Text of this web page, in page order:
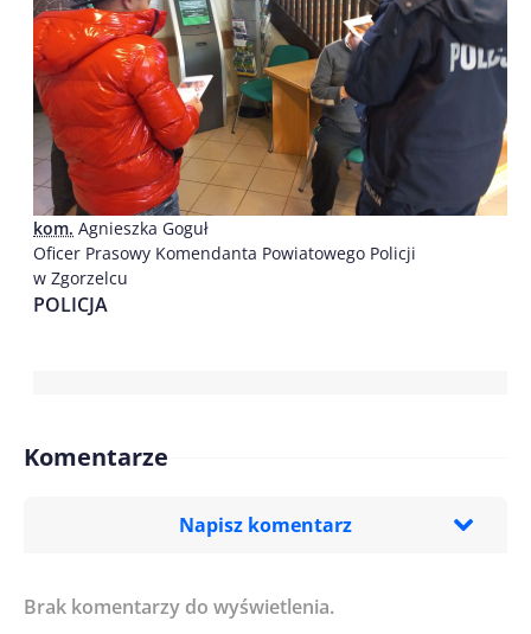
kom. Agnieszka Goguł
Oficer Prasowy Komendanta Powiatowego Policji
w Zgorzelcu
POLICJA
Komentarze
Napisz komentarz
Imię/ Nick*
Brak komentarzy do wyświetlenia.